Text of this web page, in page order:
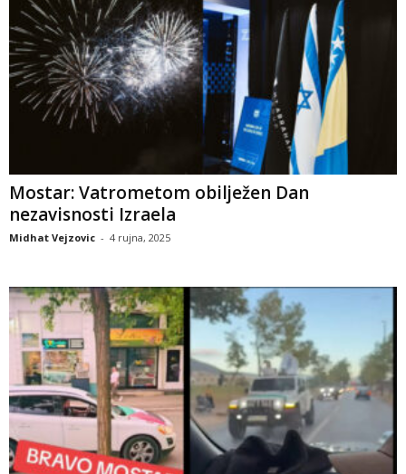
Mostar: Vatrometom obilježen Dan
nezavisnosti Izraela
Midhat Vejzovic - 4 rujna, 2025